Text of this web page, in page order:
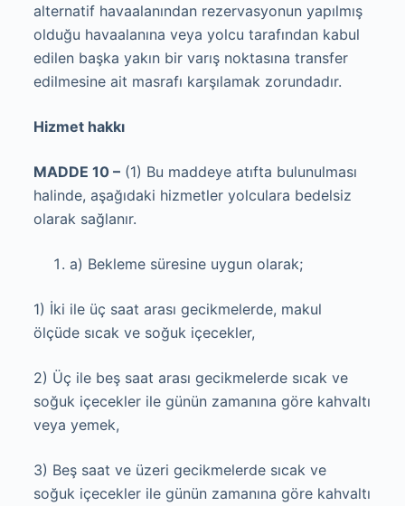
alternatif havaalanından rezervasyonun yapılmış
olduğu havaalanına veya yolcu tarafından kabul
edilen başka yakın bir varış noktasına transfer
edilmesine ait masrafı karşılamak zorundadır.
Hizmet hakkı
MADDE 10 –(1) Bu maddeye atıfta bulunulması
halinde, aşağıdaki hizmetler yolculara bedelsiz
olarak sağlanır.
a) Bekleme süresine uygun olarak;
1) İki ile üç saat arası gecikmelerde, makul
ölçüde sıcak ve soğuk içecekler,
2) Üç ile beş saat arası gecikmelerde sıcak ve
soğuk içecekler ile günün zamanına göre kahvaltı
veya yemek,
3) Beş saat ve üzeri gecikmelerde sıcak ve
soğuk içecekler ile günün zamanına göre kahvaltı